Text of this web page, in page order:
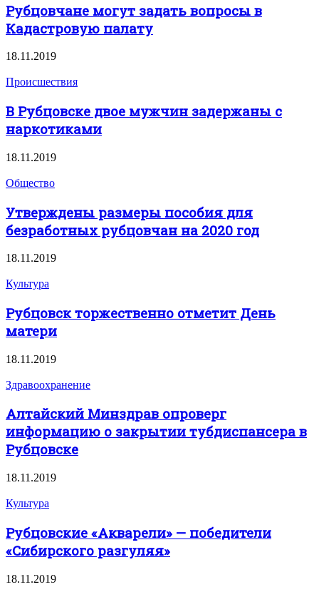
Рубцовчане могут задать вопросы в
Кадастровую палату
18.11.2019
Происшествия
В Рубцовске двое мужчин задержаны с
наркотиками
18.11.2019
Общество
Утверждены размеры пособия для
безработных рубцовчан на 2020 год
18.11.2019
Культура
Рубцовск торжественно отметит День
матери
18.11.2019
Здравоохранение
Алтайский Минздрав опроверг
информацию о закрытии тубдиспансера в
Рубцовске
18.11.2019
Культура
Рубцовские «Акварели» — победители
«Сибирского разгуляя»
18.11.2019